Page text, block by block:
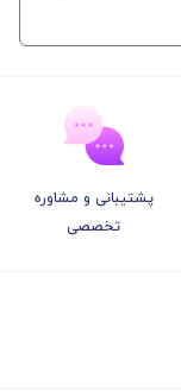
پشتیبانی و مشاوره
تخصصی